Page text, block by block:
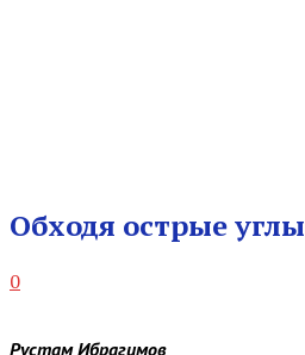
Обходя острые углы
0
Рустам Ибрагимов